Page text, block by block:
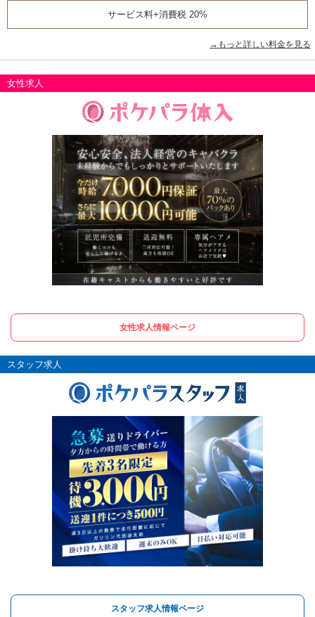
サービス料+消費税 20%
→もっと詳しい料金を見る
女性求人
女性求人情報ページ
スタッフ求人
スタッフ求人情報ページ